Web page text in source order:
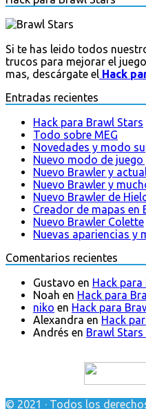
Si te has leido todos
trucos para mejorar el
mas, descárgate el Hack
Entradas recientes
Hack para Brawl Stars
Todo sobre MEG
Novedades y modo
Nuevo modo de
Nuevo Brawler y
Nuevo Brawler y
Nuevo Brawler de
Creador de mapas en
Nuevo Brawler Colette
Nuevas apariencias y
Comentarios recientes
Gustavo en Hack para
Noah en Hack para
niko en Hack para
Alexandra en Hack
Andrés en Brawl
© 2021 · Todos los